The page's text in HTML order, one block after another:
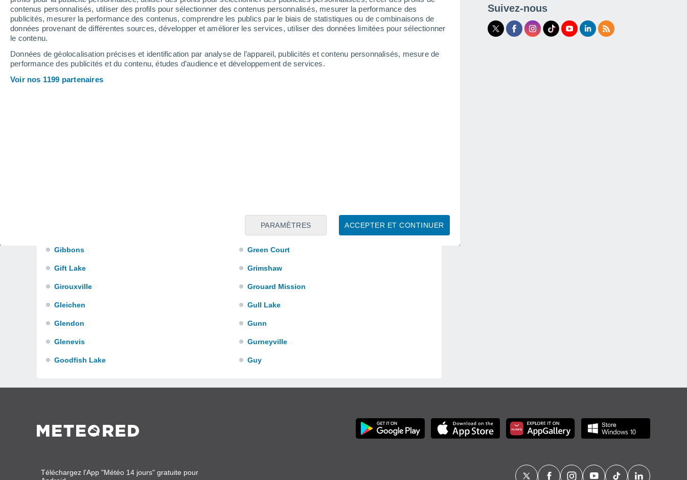
contenus personnalisés, utiliser des profils pour sélectionner des contenus personnalisés, mesurer la performance des
publicités, mesurer la performance des contenus, comprendre les publics par le biais de statistiques ou de combinaisons de
données provenant de différentes sources, développer et améliorer les services, utiliser des données limitées pour sélectionner
le contenu.
Données de géolocalisation précises et identification par analyse de l’appareil, publicités et contenu personnalisés, mesure de
performance des publicités et du contenu, études d’audience et développement de services.
Voir nos 1199 partenaires
ACCEPTER ET CONTINUER
PARAMÈTRES
Fitzgerald
Flatbush
Foremost
Fox Creek
Fox Lake
G
Gibbons
Gift Lake
Girouxville
Gleichen
Glendon
Glenevis
Goodfish Lake
Green Court
Grimshaw
Grouard Mission
Gull Lake
Gunn
Gurneyville
Guy
Suivez-nous
Téléchargez l'App "Météo 14 jours" gratuite pour